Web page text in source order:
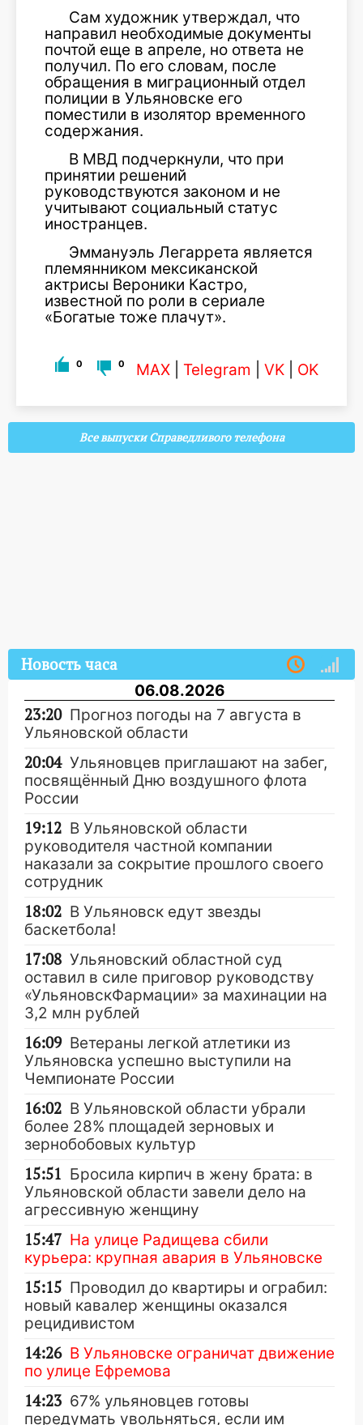
Сам художник утверждал, что
направил необходимые документы
почтой еще в апреле, но ответа не
получил. По его словам, после
обращения в миграционный отдел
полиции в Ульяновске его
поместили в изолятор временного
содержания.
В МВД подчеркнули, что при
принятии решений
руководствуются законом и не
учитывают социальный статус
иностранцев.
Эммануэль Легаррета является
племянником мексиканской
актрисы Вероники Кастро,
известной по роли в сериале
«Богатые тоже плачут».
0 0 MAX Telegram VK OK
Все выпуски Справедливого телефона
Новость часа
06.08.2026
23:20 Прогноз погоды на 7 августа в
Ульяновской области
20:04 Ульяновцев приглашают на забег,
посвящённый Дню воздушного флота
России
19:12 В Ульяновской области
руководителя частной компании
наказали за сокрытие прошлого своего
сотрудник
18:02 В Ульяновск едут звезды
баскетбола!
17:08 Ульяновский областной суд
оставил в силе приговор руководству
«УльяновскФармации» за махинации на
3,2 млн рублей
16:09 Ветераны легкой атлетики из
Ульяновска успешно выступили на
Чемпионате России
16:02 В Ульяновской области убрали
более 28% площадей зерновых и
зернобобовых культур
15:51 Бросила кирпич в жену брата: в
Ульяновской области завели дело на
агрессивную женщину
15:47 На улице Радищева сбили
курьера: крупная авария в Ульяновске
15:15 Проводил до квартиры и ограбил:
новый кавалер женщины оказался
рецидивистом
14:26 В Ульяновске ограничат движение
по улице Ефремова
14:23 67% ульяновцев готовы
передумать увольняться, если им